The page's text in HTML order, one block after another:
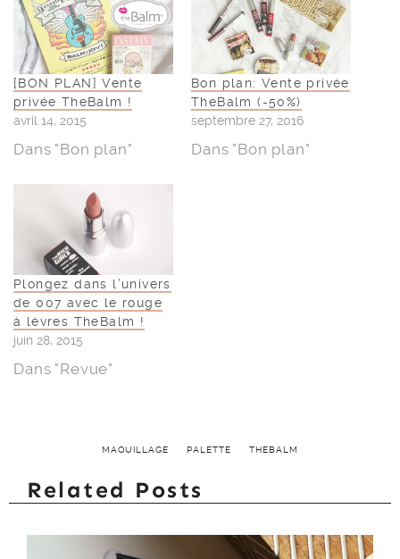
[BON PLAN] Vente
privée TheBalm !
avril 14, 2015
Dans "Bon plan"
Bon plan: Vente privée
TheBalm (-50%)
septembre 27, 2016
Dans "Bon plan"
Plongez dans l’univers
de 007 avec le rouge
à lèvres TheBalm !
juin 28, 2015
Dans "Revue"
MAQUILLAGE PALETTE THEBALM
Related Posts